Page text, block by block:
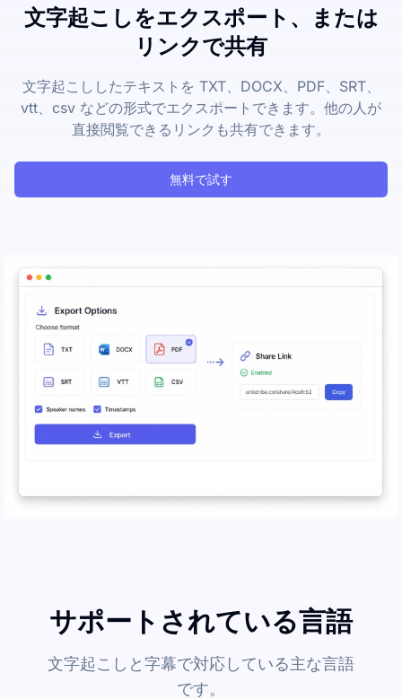
文字起こしをエクスポート、または
リンクで共有
文字起こししたテキストを TXT、DOCX、PDF、SRT、
vtt、csv などの形式でエクスポートできます。他の人が
直接閲覧できるリンクも共有できます。
無料で試す
サポートされている言語
文字起こしと字幕で対応している主な言語
です。